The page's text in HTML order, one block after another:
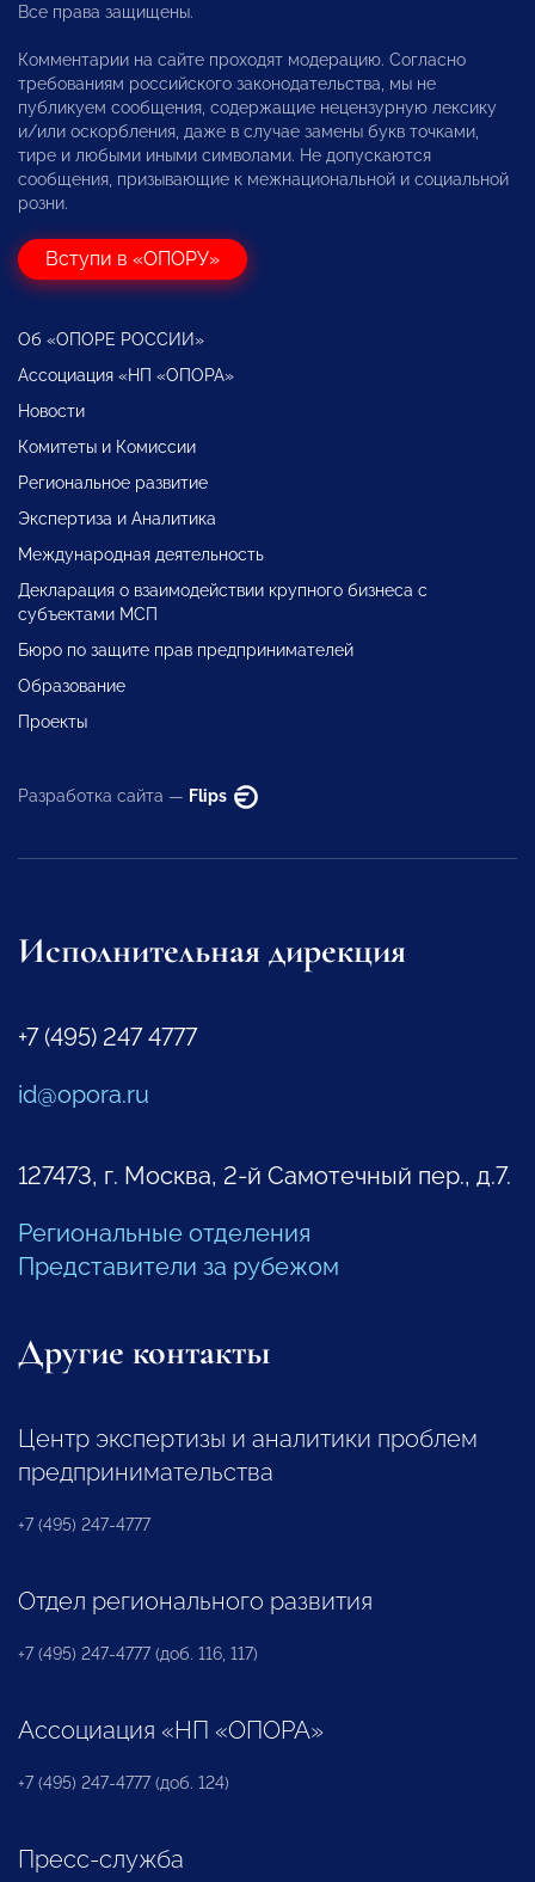
Все права защищены.
Комментарии на сайте проходят модерацию. Согласно
требованиям российского законодательства, мы не
публикуем сообщения, содержащие нецензурную лексику
и/или оскорбления, даже в случае замены букв точками,
тире и любыми иными символами. Не допускаются
сообщения, призывающие к межнациональной и социальной
розни.
Вступи в «ОПОРУ»
Об «ОПОРЕ РОССИИ»
Ассоциация «НП «ОПОРА»
Новости
Комитеты и Комиссии
Региональное развитие
Экспертиза и Аналитика
Международная деятельность
Декларация о взаимодействии крупного бизнеса с
субъектами МСП
Бюро по защите прав предпринимателей
Образование
Проекты
Разработка сайта — Flips
Исполнительная дирекция
+7 (495) 247 4777
id@opora.ru
127473, г. Москва, 2-й Самотечный пер., д.7.
Региональные отделения
Представители за рубежом
Другие контакты
Центр экспертизы и аналитики проблем
предпринимательства
+7 (495) 247-4777
Отдел регионального развития
+7 (495) 247-4777 (доб. 116, 117)
Ассоциация «НП «ОПОРА»
+7 (495) 247-4777 (доб. 124)
Пресс-служба